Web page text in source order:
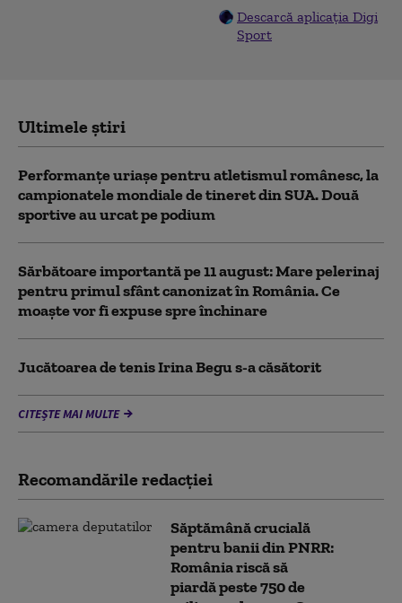
Descarcă aplicația Digi
Sport
Ultimele știri
Performanțe uriașe pentru atletismul românesc, la
campionatele mondiale de tineret din SUA. Două
sportive au urcat pe podium
Sărbătoare importantă pe 11 august: Mare pelerinaj
pentru primul sfânt canonizat în România. Ce
moaște vor fi expuse spre închinare
Jucătoarea de tenis Irina Begu s-a căsătorit
CITEȘTE MAI MULTE
Recomandările redacţiei
Săptămână crucială
pentru banii din PNRR:
România riscă să
piardă peste 750 de